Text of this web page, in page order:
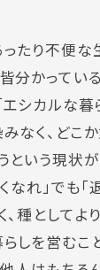
たり不便な
分かってい
シカルな暮
なく、どこ
という現状
なれ」でも「
種としてよ
しを営むこ